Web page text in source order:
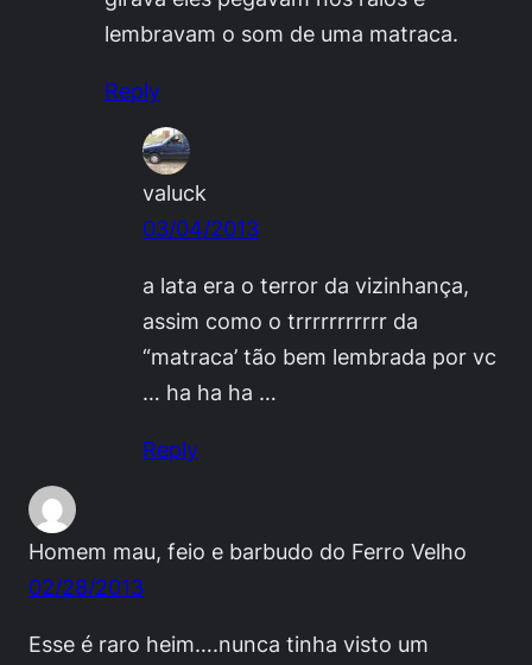
lembravam o som de uma matraca.
Reply
valuck
03/04/2013
a lata era o terror da vizinhança,
assim como o trrrrrrrrrrr da
“matraca’ tão bem lembrada por vc
… ha ha ha …
Reply
Homem mau, feio e barbudo do Ferro Velho
02/28/2013
Esse é raro heim….nunca tinha visto um